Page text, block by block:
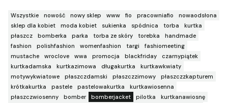
Wszystkie nowość nowy sklep www fio pracowniafio
nowaodsłona
sklep dla kobiet
moda kobiet sukienka spódnica torba
kurtka
płaszcz
bomberka parka torba ze skóry torebka
handmade
fashion
polishfashion womenfashion targi
fashiomeeting
mustache
wroclove wwa promocja blackfriday
czarnypiątek
kurtkadamska
kurtkazimowa długakurtka
kurtkawkwiaty
motywykwiatowe
płaszczdamski płaszczzimowy
płaszczzkapturem
krótkakurtka
pastele pastelowakurtka
kurtkawiosenna
płaszczwiosenny
bomber bomberjacket pilotka
kurtkanawiosnę